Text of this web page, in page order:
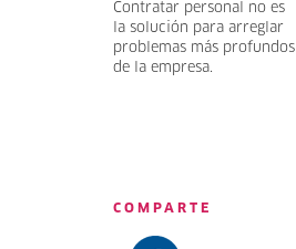
Contratar personal no es
la solución para arreglar
problemas más profundos
de la empresa.
COMPARTE